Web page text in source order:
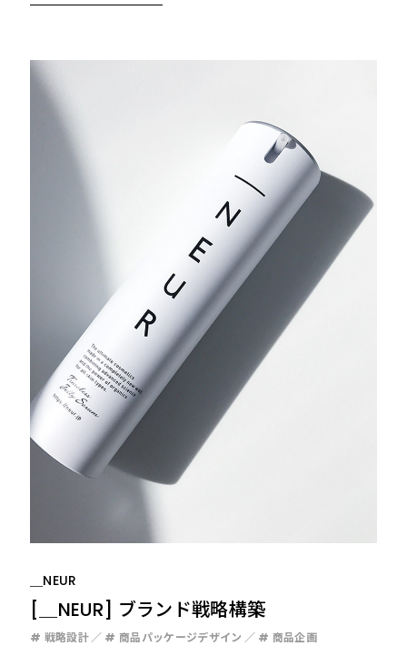
＿NEUR
[＿NEUR] ブランド戦略構築
# 戦略設計 # 商品パッケージデザイン # 商品企画